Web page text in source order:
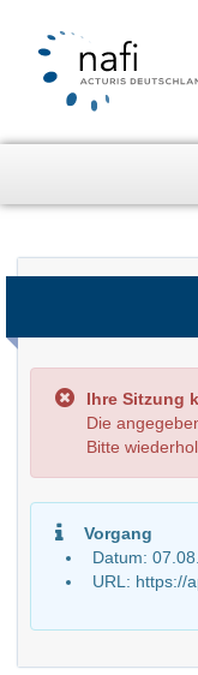
Ihre Sitzung
Die
Bitte
Vorgang
Datum:
URL: https://